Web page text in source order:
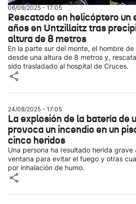
06/09/2025 - 17:05
Rescatado en helicóptero un
años en Untzillaitz tras
altura de 8 metros
En la parte sur del monte, el hombre
desde una altura de 8 metros y,
sido trasladado al hospital de Cruces.
24/08/2025 - 17:05
La explosión de la batería de
provoca un incendio en un
cinco heridos
Una persona ha resultado herida
ventana para evitar el fuego y otras
por inhalación de humo.